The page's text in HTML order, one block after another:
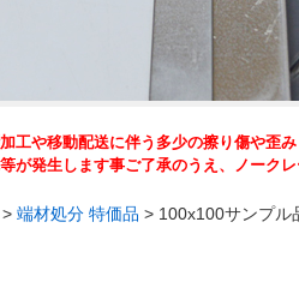
工や移動配送に伴う多少の擦り傷や歪み
します事ご了承のうえ、ノークレー
> 端材処分 特価品 > 100x100サンプル